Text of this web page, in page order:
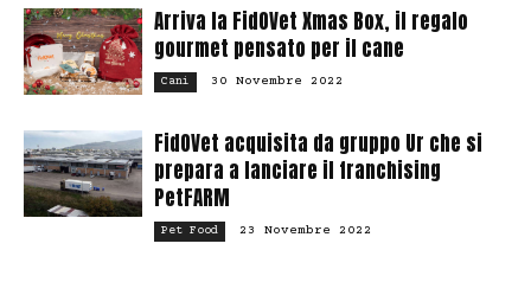
Arriva la FidOVet Xmas Box, il regalo
gourmet pensato per il cane
Cani 30 Novembre 2022
FidOVet acquisita da gruppo Ur che si
prepara a lanciare il franchising
PetFARM
Pet Food 23 Novembre 2022